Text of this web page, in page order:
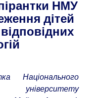
НМУ
дітей
Національного